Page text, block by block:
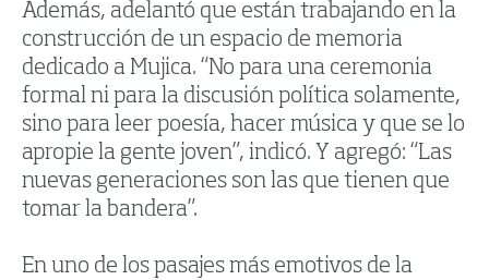
Además, adelantó que están trabajando en la
construcción de un espacio de memoria
dedicado a Mujica. “No para una ceremonia
formal ni para la discusión política solamente,
sino para leer poesía, hacer música y que se lo
apropie la gente joven”, indicó. Y agregó: “Las
nuevas generaciones son las que tienen que
tomar la bandera”.
En uno de los pasajes más emotivos de la